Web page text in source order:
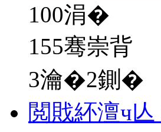
100涓�
155骞崇背
3瀹�2鍘�
閲戝紑澶ч